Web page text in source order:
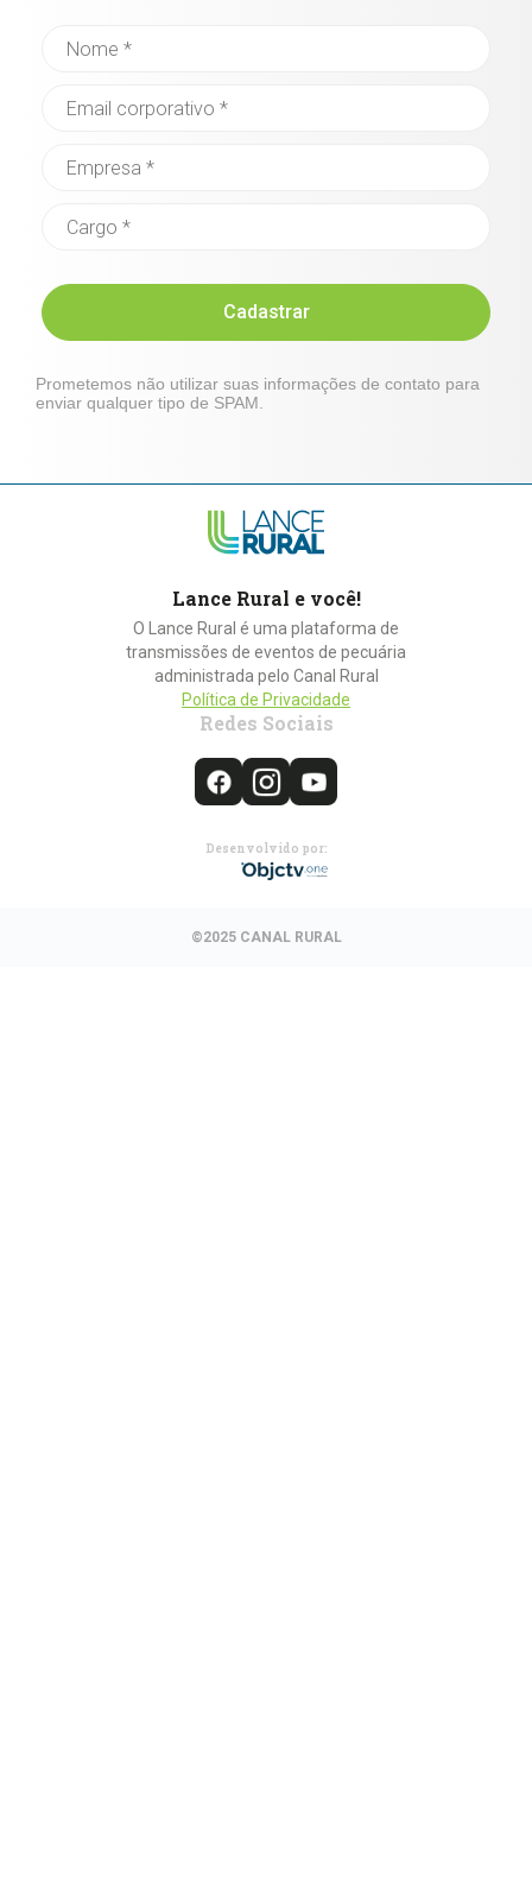
Cadastrar
Prometemos não utilizar suas informações de contato para
enviar qualquer tipo de SPAM.
Lance Rural e você!
O Lance Rural é uma plataforma de
transmissões de eventos de pecuária
administrada pelo Canal Rural
Política de Privacidade
Redes Sociais
Desenvolvido por:
©2025 CANAL RURAL